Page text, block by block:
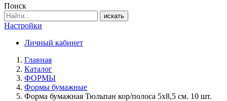
Поиск
искать
Настройки
Личный кабинет
Главная
Каталог
ФОРМЫ
Формы бумажные
Форма бумажная Тюльпан кор/полоса 5х8,5 см. 10 шт.